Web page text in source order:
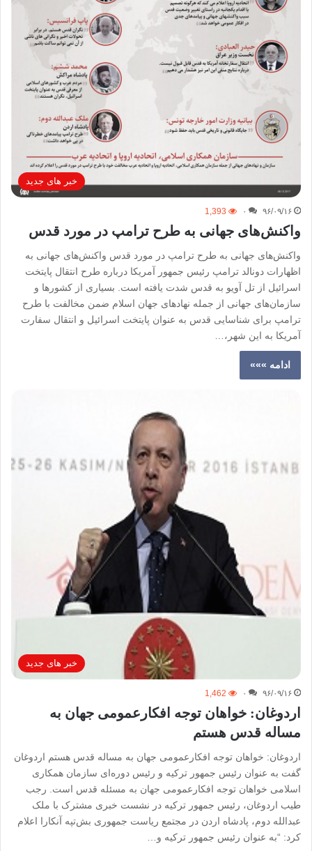
خبر های جدید
۹۶/۰۹/۱۶ ۰ 1,393
واکنش‌های جهانی به طرح ترامپ در مورد قدس
واکنش‌های جهانی به طرح ترامپ در مورد قدس واکنش‌های جهانی به
اظهارات دونالد ترامپ رئیس جمهور آمریکا درباره طرح انتقال پایتخت
اسرائیل از تل آویو به قدس شدت یافته است. بسیاری از کشورها و
سازمان‌های جهانی از جمله نهادهای جهان اسلام ضمن مخالفت با طرح
ترامپ برای شناسایی قدس به عنوان پایتخت اسرائیل و انتقال سفارت
آمریکا به این شهر،…
ادامه »»»
خبر های جدید
۹۶/۰۹/۱۶ ۰ 1,462
اردوغان: خواهان توجه افکارعمومی جهان به
مساله قدس هستم
اردوغان: خواهان توجه افکارعمومی جهان به مساله قدس هستم اردوغان
گفت به عنوان رئیس جمهور ترکیه و رئیس دوره‌ای سازمان همکاری
اسلامی خواهان توجه افکارعمومی جهان به مسئله قدس است. رجب
طیب اردوغان، رئیس جمهور ترکیه در نشست خبری مشترک با ملک
عبدالله دوم، پادشاه اردن در مجتمع ریاست جمهوری بش‌تپه آنکارا اعلام
کرد: “به عنوان رئیس جمهور ترکیه و…